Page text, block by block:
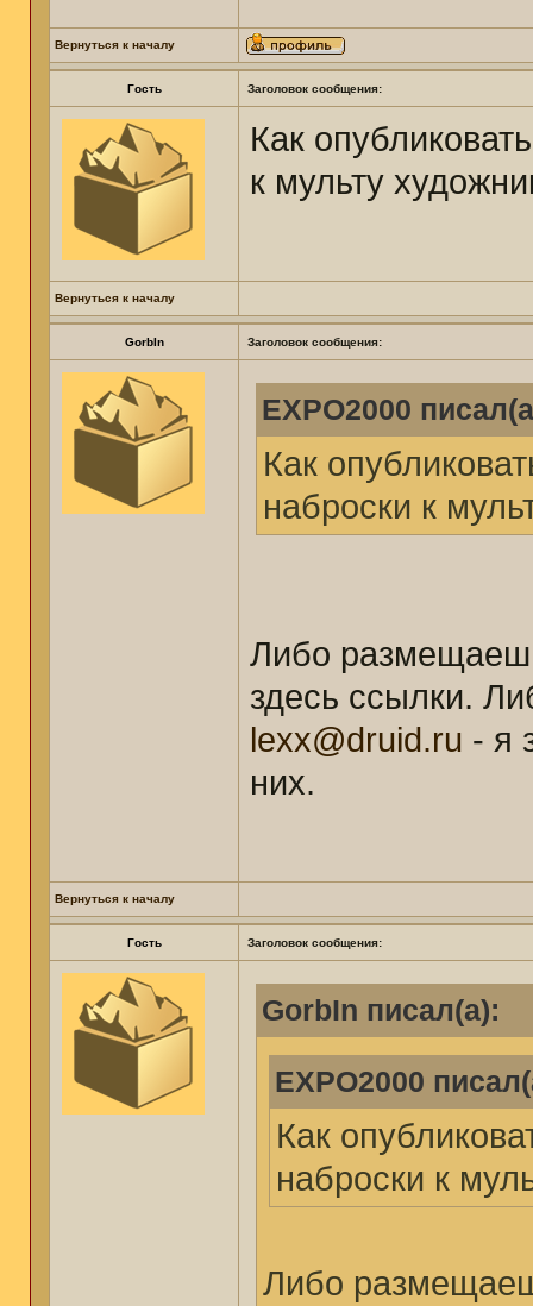
Вернуться к началу
Гость Заголовок сообщения:
Как
к мульту
Вернуться к началу
GorbIn Заголовок сообщения:
EXPO2000
Как
наброски к
Либо
здесь ссылки.
lexx@druid.ru - я
них.
Вернуться к началу
Гость Заголовок сообщения:
GorbIn писал(а):
EXPO2000
Как
наброски к
Либо